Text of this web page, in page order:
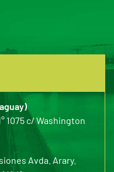
1075 c/ Washington
Avda. Arary.